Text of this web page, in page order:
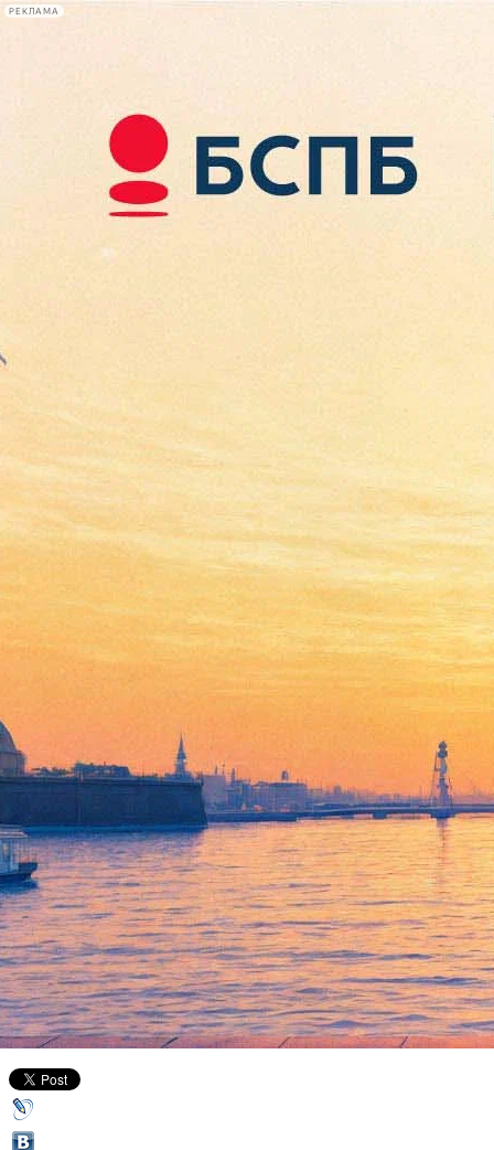
РЕКЛАМА
Сегодня:
2026.08.08
15:46
Афиша Plus
Скончался солист
Мариинского театра
Николай Охотников
16 октября 2017,13:36 Версия для печати